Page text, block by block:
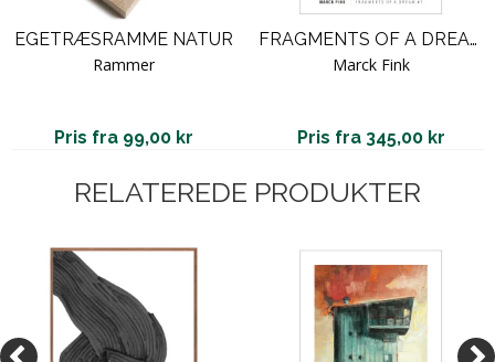
EGETRÆSRAMME NATUR
Rammer
Pris fra 99,00 kr
FRAGMENTS OF A DREAM #7. FINK
Marck Fink
Pris fra 345,00 kr
RELATEREDE PRODUKTER